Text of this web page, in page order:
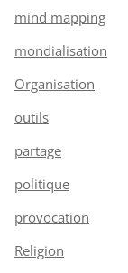
mind mapping
mondialisation
Organisation
outils
partage
politique
provocation
Religion